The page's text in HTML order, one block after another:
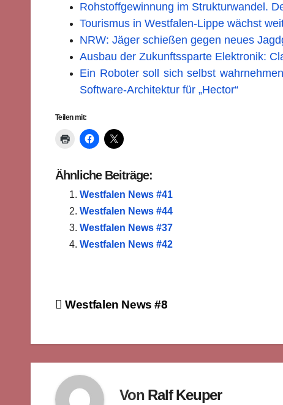
Rohstoffgewinnung im Strukturwandel.
Tourismus in Westfalen-Lippe wächst
NRW: Jäger schießen gegen neues
Ausbau der Zukunftssparte Elektronik:
Ein Roboter soll sich selbst
Software-Architektur für „Hector“
Teilen mit:
Ähnliche Beiträge:
Westfalen News #41
Westfalen News #44
Westfalen News #37
Westfalen News #42
Beitragsnavigation
Westfalen News #8
Von Ralf Keuper